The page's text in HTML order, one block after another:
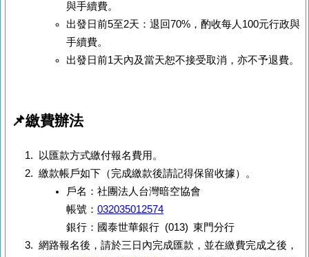
與手續費。
出發日前5至2天：退回70%，酌收每人100元行政與
手續費。
出發日前1天內及當天恕不接受取消，亦不予退費。
📌繳費辦法
以匯款方式繳付報名費用。
繳款帳戶如下（完成繳款後請記得保留收據）。
戶名：社團法人台灣暗空協會
帳號： 032035012574
銀行：國泰世華銀行 (013) 東門分行
網路報名後，請於三日內完成匯款，並在繳費完成之後，